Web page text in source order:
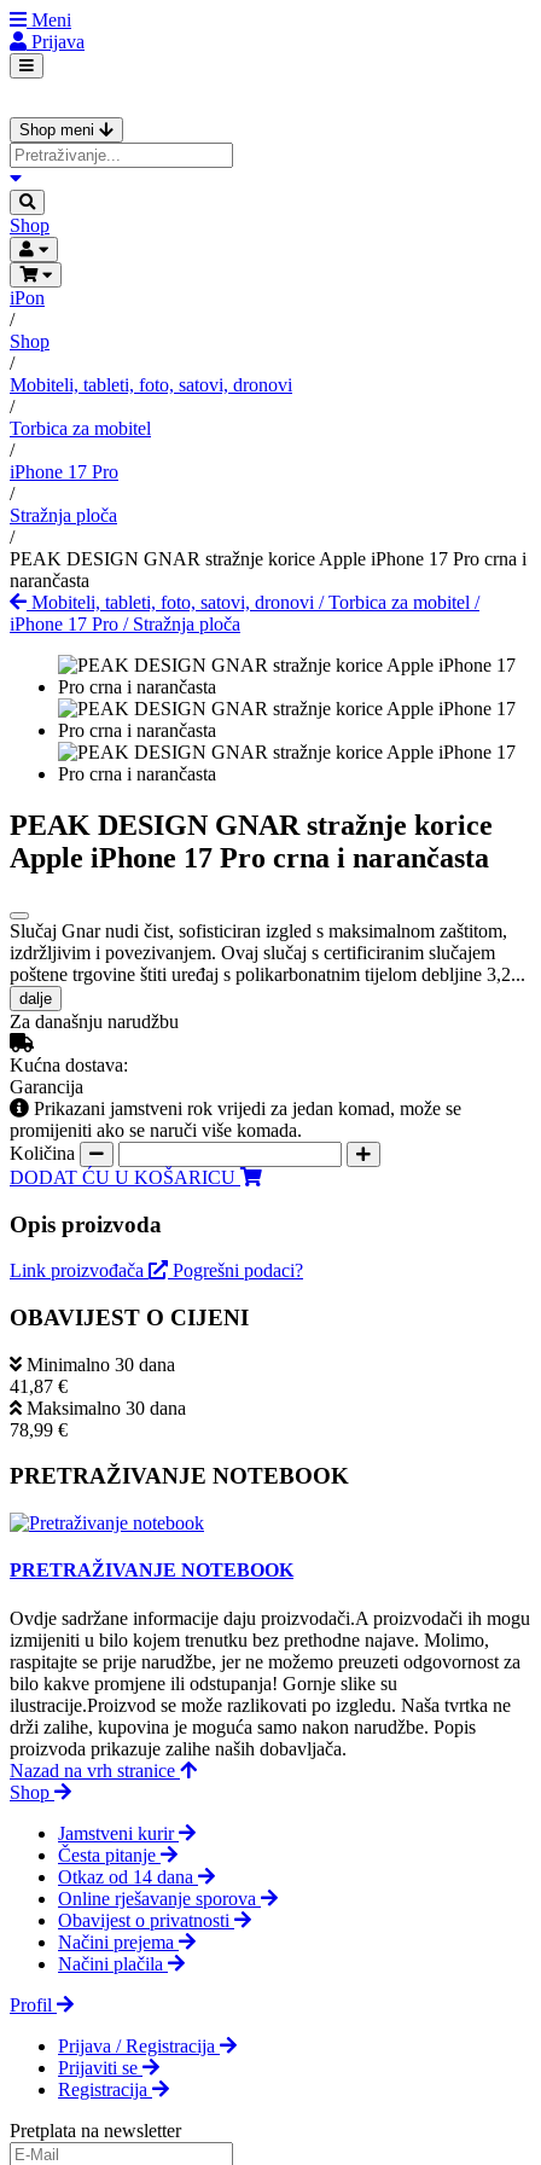
Meni
Prijava
Shop meni
Shop
iPon
/
Shop
/
Mobiteli, tableti, foto, satovi, dronovi
/
Torbica za mobitel
/
iPhone 17 Pro
/
Stražnja ploča
/
PEAK DESIGN GNAR stražnje korice Apple iPhone 17 Pro crna i
narančasta
Mobiteli, tableti, foto, satovi, dronovi /Torbica za mobitel /
iPhone 17 Pro / Stražnja ploča
PEAK DESIGN GNAR stražnje korice
Apple iPhone 17 Pro crna i narančasta
Slučaj Gnar nudi čist, sofisticiran izgled s maksimalnom zaštitom,
izdržljivim i povezivanjem. Ovaj slučaj s certificiranim slučajem
poštene trgovine štiti uređaj s polikarbonatnim tijelom debljine 3,2...
dalje
Za današnju narudžbu
Kućna dostava:
Garancija
Prikazani jamstveni rok vrijedi za jedan komad, može se
promijeniti ako se naruči više komada.
Količina
DODAT ĆU U KOŠARICU
Opis proizvoda
Link proizvođača Pogrešni podaci?
OBAVIJEST O CIJENI
Minimalno 30 dana
41,87 €
Maksimalno 30 dana
78,99 €
PRETRAŽIVANJE NOTEBOOK
PRETRAŽIVANJE NOTEBOOK
Ovdje sadržane informacije daju proizvodači.A proizvodači ih mogu
izmijeniti u bilo kojem trenutku bez prethodne najave. Molimo,
raspitajte se prije narudžbe, jer ne možemo preuzeti odgovornost za
bilo kakve promjene ili odstupanja! Gornje slike su
ilustracije.Proizvod se može razlikovati po izgledu. Naša tvrtka ne
drži zalihe, kupovina je moguća samo nakon narudžbe. Popis
proizvoda prikazuje zalihe naših dobavljača.
Nazad na vrh stranice
Shop
Jamstveni kurir
Česta pitanje
Otkaz od 14 dana
Online rješavanje sporova
Obavijest o privatnosti
Načini prejema
Načini plačila
Profil
Prijava / Registracija
Prijaviti se
Registracija
Pretplata na newsletter